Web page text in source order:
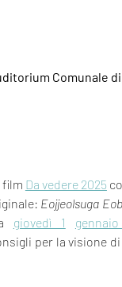
Comunale di
film Da vedere 2025
Eojjeolsuga
giovedì 1
per la visione di